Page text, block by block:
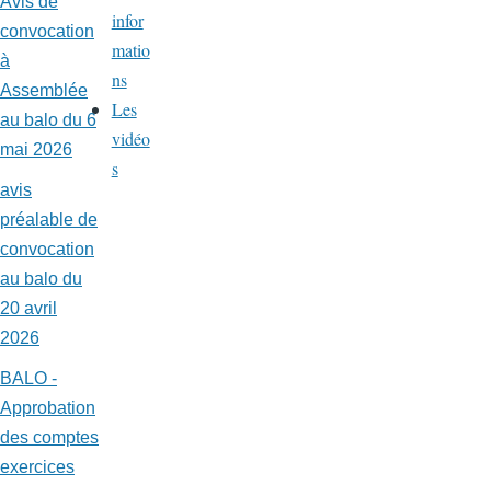
convocation
à
Assemblée
au balo du 6
mai 2026
avis
préalable de
convocation
au balo du
20 avril
2026
BALO -
Approbation
des comptes
exercices
infor
matio
ns
Les
vidéo
s